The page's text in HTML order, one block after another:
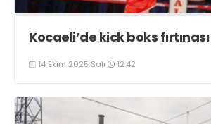
Kocaeli’de kick boks
14 Ekim 2025 Salı 12:42